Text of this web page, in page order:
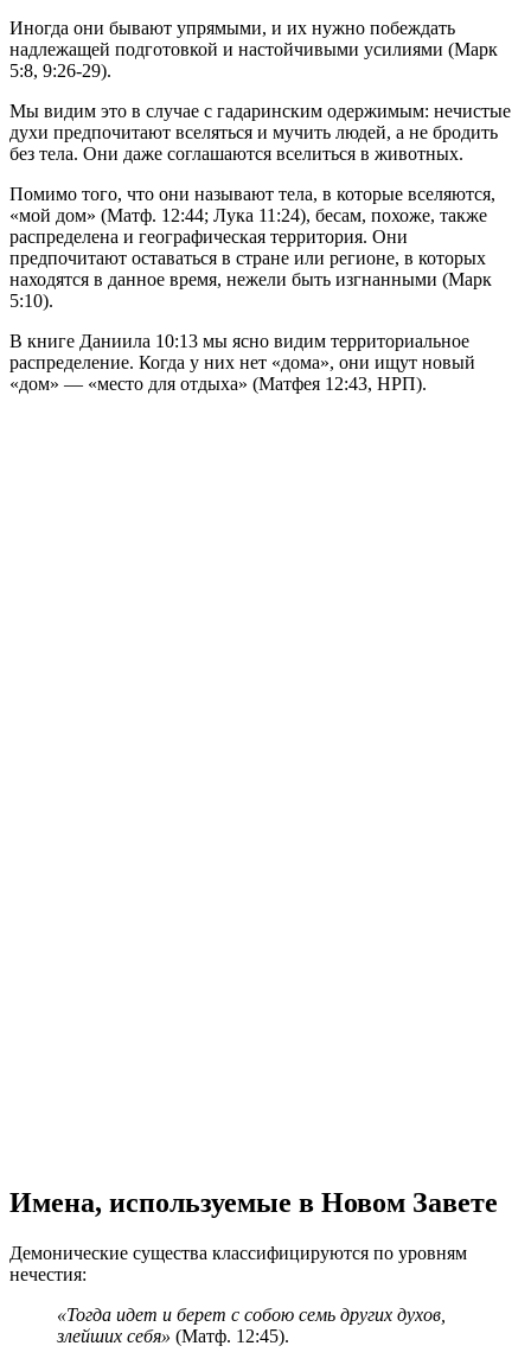
Иногда они бывают упрямыми, и их нужно побеждать
надлежащей подготовкой и настойчивыми усилиями (Марк
5:8, 9:26-29).
Мы видим это в случае с гадаринским одержимым: нечистые
духи предпочитают вселяться и мучить людей, а не бродить
без тела. Они даже соглашаются вселиться в животных.
Помимо того, что они называют тела, в которые вселяются,
«мой дом» (Матф. 12:44; Лука 11:24), бесам, похоже, также
распределена и географическая территория. Они
предпочитают оставаться в стране или регионе, в которых
находятся в данное время, нежели быть изгнанными (Марк
5:10).
В книге Даниила 10:13 мы ясно видим территориальное
распределение. Когда у них нет «дома», они ищут новый
«дом» — «место для отдыха» (Матфея 12:43, НРП).
Имена, используемые в Новом Завете
Демонические существа классифицируются по уровням
нечестия:
«Тогда идет и берет с собою семь других духов,
злейших себя» (Матф. 12:45).